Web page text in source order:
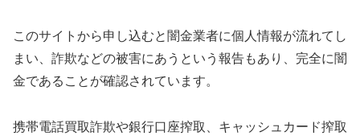
このサイトから申し込むと闇金業者に個人情報が流れてし
まい、詐欺などの被害にあうという報告もあり、完全に闇
金であることが確認されています。
携帯電話買取詐欺や銀行口座搾取、キャッシュカード搾取